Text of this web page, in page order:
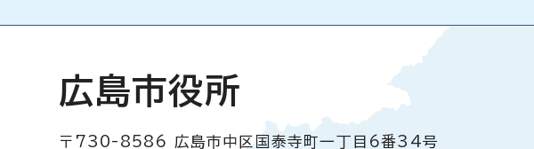
広島市役所
〒730-8586 広島市中区国泰寺町一丁目6番34号